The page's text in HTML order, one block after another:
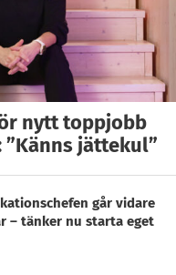
nytt toppjobb
jättekul”
går vidare
– tänker nu starta eget